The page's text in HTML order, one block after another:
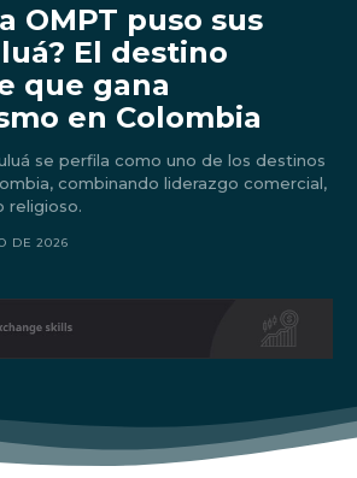
out!
OMPT puso sus
El destino
que gana
en Colombia
se perfila como uno de los destinos
combinando liderazgo comercial,
religioso.
DE 2026